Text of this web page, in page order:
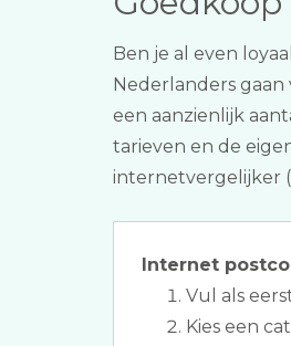
Ben je al even
Nederlanders
een aanzienlijk
tarieven en de
internetvergelijker
Internet
Vul als
Kies een